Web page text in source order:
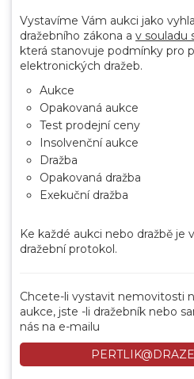
Vystavíme Vám aukci jako
dražebního zákona a v souladu
která stanovuje podmínky pro
elektronických dražeb.
Aukce
Opakovaná aukce
Test prodejní ceny
Insolvenční aukce
Dražba
Opakovaná dražba
Exekuční dražba
Ke každé aukci nebo dražbě
dražební protokol.
Chcete-li vystavit nemovitosti
aukce, jste -li dražebník nebo
nás na e-mailu